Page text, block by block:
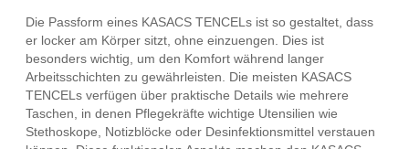
Die Passform eines KASACS TENCELs ist so gestaltet, dass
er locker am Körper sitzt, ohne einzuengen. Dies ist
besonders wichtig, um den Komfort während langer
Arbeitsschichten zu gewährleisten. Die meisten KASACS
TENCELs verfügen über praktische Details wie mehrere
Taschen, in denen Pflegekräfte wichtige Utensilien wie
Stethoskope, Notizblöcke oder Desinfektionsmittel verstauen